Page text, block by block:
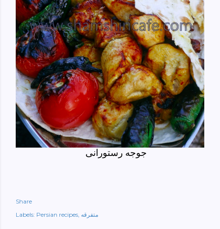
جوجه رستورانی
Share
Labels: Persian recipes متفرقه